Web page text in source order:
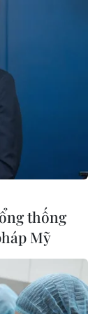
thống
Mỹ